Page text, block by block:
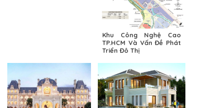
Khu Công Nghệ Cao
TP.HCM Và Vấn Đề Phát
Triển Đô Thị